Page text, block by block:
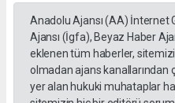
Anadolu Ajansı (AA) İnternet
Ajansı (İgfa), Beyaz Haber
eklenen tüm haberler,
olmadan ajans kanallarından
yer alan hukuki muhataplar